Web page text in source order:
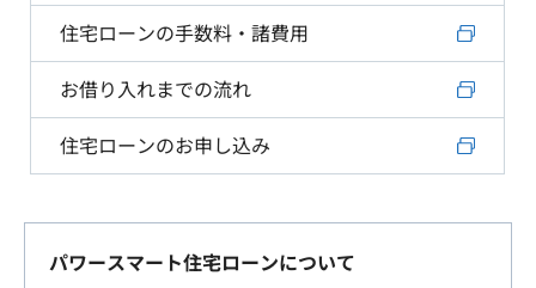
住宅ローンの手数料・諸費用
お借り入れまでの流れ
住宅ローンのお申し込み
パワースマート住宅ローンについて